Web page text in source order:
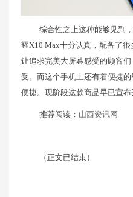
综合性之上这种能够见到
耀X10 Max十分认真，配备了
让追求完美大屏幕感受的顾客
受。而这个手机上还有着便捷
便捷。现阶段这款商品早已宣布
推荐阅读： 山西资讯网
（正文已结束）